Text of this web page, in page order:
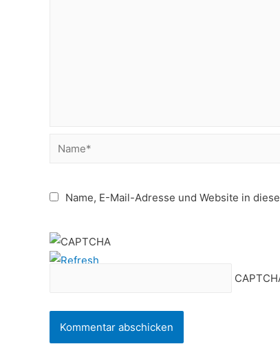
Name*
Name, E-Mail-Adresse und Website in